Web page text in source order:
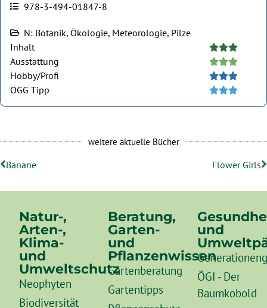
978-3-494-01847-8
N: Botanik, Ökologie, Meteorologie, Pilze
Inhalt

Ausstattung 
Hobby/Profi 
ÖGG Tipp 
weitere aktuelle Bücher
Banane Flower Girls
Natur-,
Arten-,
Klima-
und
Umweltschutz
Neophyten
Biodiversität
Beratung,
Garten-
und
Pflanzenwissen
Gartenberatung
Gartentipps
und
ÖGI - Der
Baumkobold